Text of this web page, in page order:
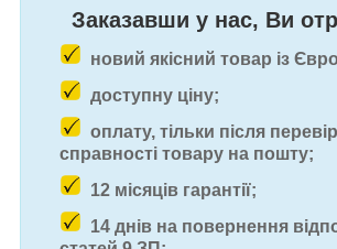
Заказавши у нас, Ви
новий якісний товар із
доступну ціну;
оплату, тільки після
справності товару на пошту;
12 місяців гарантії;
14 днів на повернення